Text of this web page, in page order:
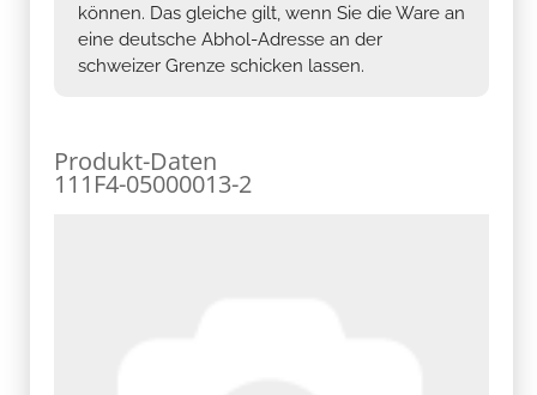
können. Das gleiche gilt, wenn Sie die Ware an
eine deutsche Abhol-Adresse an der
schweizer Grenze schicken lassen.
Produkt-Daten
111F4-05000013-2